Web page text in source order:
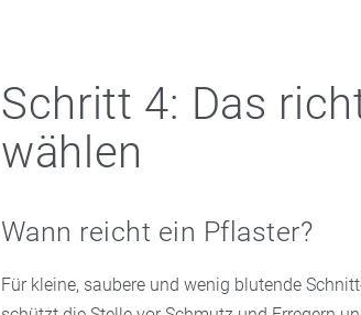
Schritt 4: Das
wählen
Wann reicht ein Pflaster?
Für kleine, saubere und wenig blutende